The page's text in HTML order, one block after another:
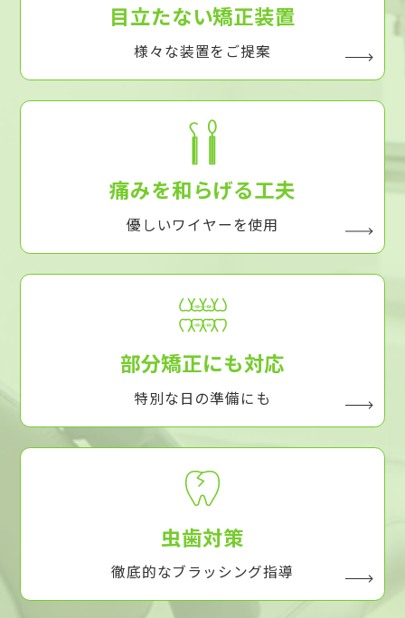
目立たない矯正装置
様々な装置をご提案
痛みを和らげる工夫
優しいワイヤーを使用
部分矯正にも対応
特別な日の準備にも
虫歯対策
徹底的なブラッシング指導